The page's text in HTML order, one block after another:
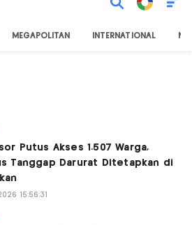
MEGAPOLITAN INTERNATIONAL
Putus Akses 1.507 Warga,
Tanggap Darurat Ditetapkan di
15:56:31